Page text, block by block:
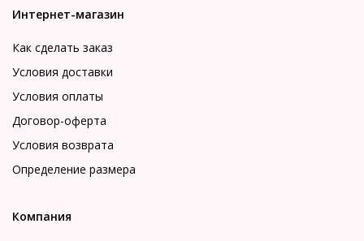
Интернет-магазин
Как сделать заказ
Условия доставки
Условия оплаты
Договор-оферта
Условия возврата
Определение размера
Компания